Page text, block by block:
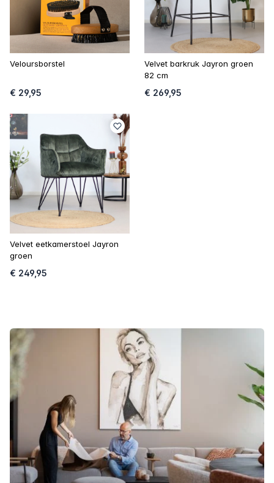
Veloursborstel
€ 29,95
Velvet barkruk Jayron groen
82 cm
€ 269,95
Velvet eetkamerstoel Jayron
groen
€ 249,95